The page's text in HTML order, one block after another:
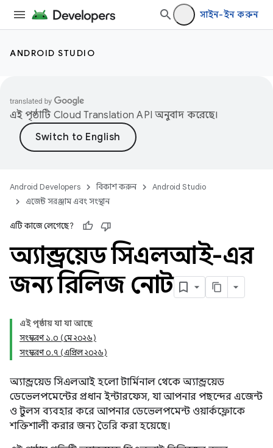
সাইন-ইন করুন
ANDROID STUDIO
এই পৃষ্ঠাটি Cloud Translation API অনুবাদ করেছে।
Android Developers বিকাশ করুন
Android Studio
এজেন্ট সরঞ্জাম এবং সংস্থান
এটি কাজে লেগেছে?
অ্যান্ড্রয়েড সিএলআই-এর
জন্য রিলিজ নোট
এই পৃষ্ঠায় যা যা আছে
সংস্করণ ১.০ (মে ২০২৬)
সংস্করণ ০.৭ (এপ্রিল ২০২৬)
অ্যান্ড্রয়েড সিএলআই হলো টার্মিনাল থেকে অ্যান্ড্রয়েড
ডেভেলপমেন্টের প্রধান ইন্টারফেস, যা আপনার পছন্দের এজেন্ট
ও টুলস ব্যবহার করে আপনার ডেভেলপমেন্ট ওয়ার্কফ্লোকে
শক্তিশালী করার জন্য তৈরি করা হয়েছে।